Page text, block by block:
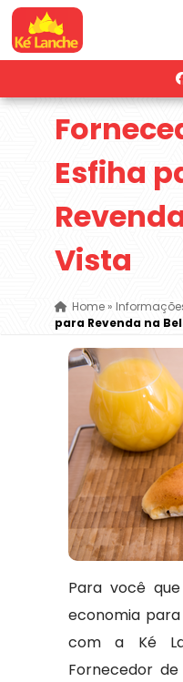
Esfiha
Vista
Home»
para Revenda na
Para você
economia
com a Ké
Fornecedor